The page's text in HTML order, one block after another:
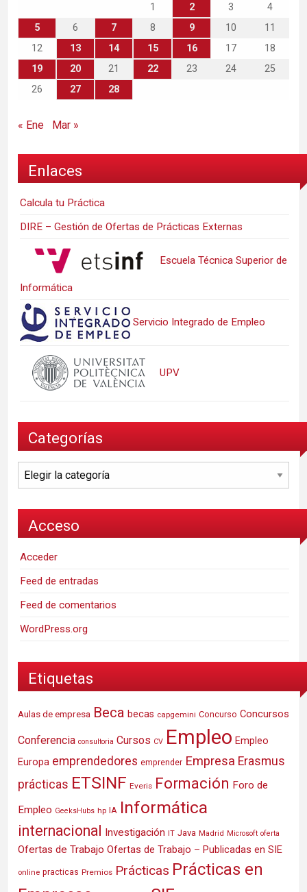
1
2 3
4
5
6 7 8 9 10
11
12
13 14 15 16 17
18
19
20 21 22 23 24
25
26
27 28
« Ene Mar »
Enlaces
Calcula tu Práctica
DIRE – Gestión de Ofertas de Prácticas Externas
Escuela Técnica Superior de
Informática
Servicio Integrado de Empleo
UPV
Categorías
Categorías
Acceso
Acceder
Feed de entradas
Feed de comentarios
WordPress.org
Etiquetas
Aulas de empresa Beca becas capgemini Concurso Concursos
Conferencia consultoria Cursos CV Empleo Empleo
Europa emprendedores emprender Empresa Erasmus
prácticas ETSINF Everis Formación Foro de
Empleo GeeksHubs hp IA Informática
internacional Investigación IT Java Madrid Microsoft oferta
Ofertas de Trabajo Ofertas de Trabajo – Publicadas en SIE
online practicas Premios Prácticas Prácticas en